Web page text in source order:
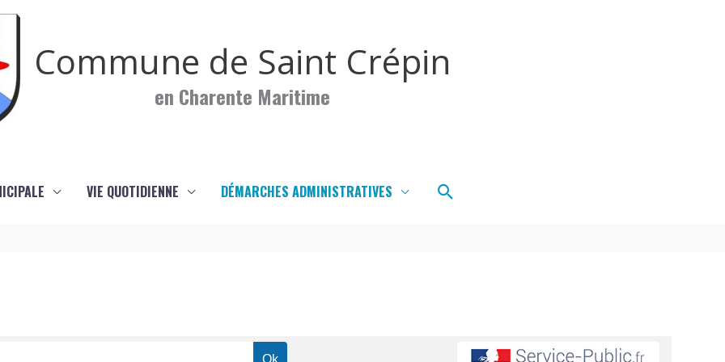
Commune de Saint Crépin
en Charente Maritime
VIE QUOTIDIENNE DÉMARCHES ADMINISTRATIVES Rechercher